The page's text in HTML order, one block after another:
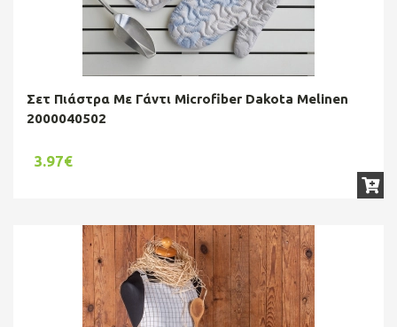
Σετ Πιάστρα Με Γάντι Microfiber Dakota Melinen
2000040502
3.97€